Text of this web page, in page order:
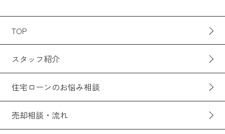
TOP
スタッフ紹介
住宅ローンのお悩み相談
売却相談・流れ